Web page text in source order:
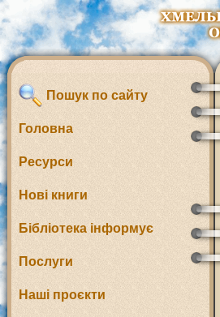
Пошук по сайту
Головна
Ресурси
Нові книги
Бібліотека інформує
Послуги
Наші проєкти